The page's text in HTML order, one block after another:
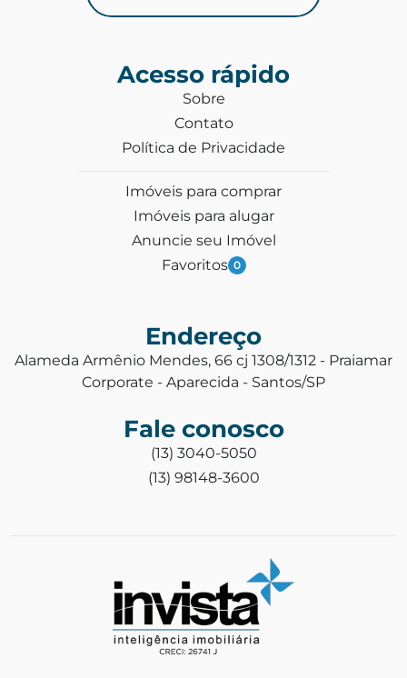
Acesso rápido
Sobre
Contato
Política de Privacidade
Imóveis para comprar
Imóveis para alugar
Anuncie seu Imóvel
Favoritos 0
Endereço
Alameda Armênio Mendes, 66 cj 1308/1312 - Praiamar
Corporate - Aparecida - Santos/SP
Fale conosco
(13) 3040-5050
(13) 98148-3600